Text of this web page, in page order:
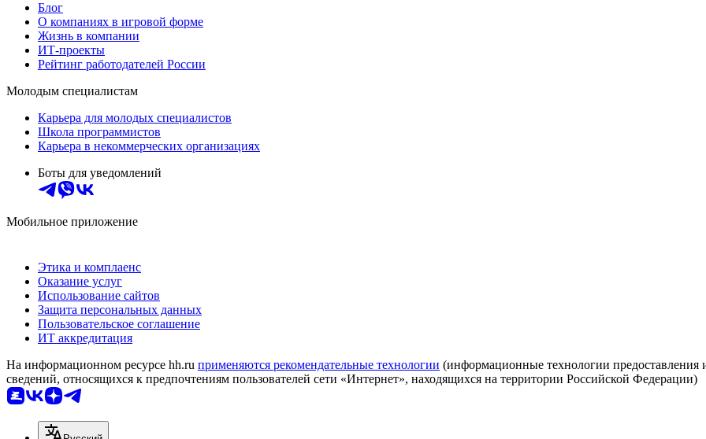
Блог
О компаниях в игровой форме
Жизнь в компании
ИТ-проекты
Рейтинг работодателей России
Молодым специалистам
Карьера для молодых специалистов
Школа программистов
Карьера в некоммерческих организациях
Боты для уведомлений
Мобильное приложение
Этика и комплаенс
Оказание услуг
Использование сайтов
Защита персональных данных
Пользовательское соглашение
ИТ аккредитация
На информационном ресурсе hh.ru применяются рекомендательные технологии (информационные технологии предоставления
сведений, относящихся к предпочтениям пользователей сети «Интернет», находящихся на территории Российской Федерации)